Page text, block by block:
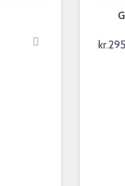
kr.